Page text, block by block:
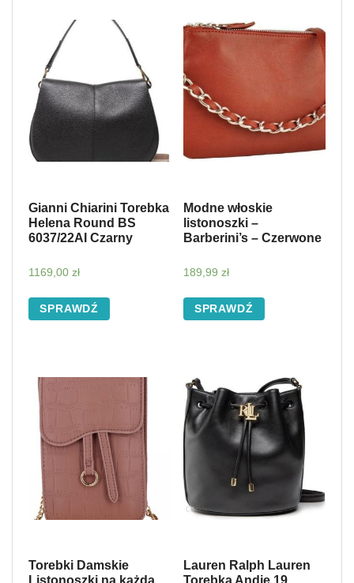
Gianni Chiarini Torebka
Helena Round BS
6037/22AI Czarny
1169,00 zł
SPRAWDŹ
Modne włoskie
listonoszki –
Barberini’s – Czerwone
189,99 zł
SPRAWDŹ
Torebki Damskie
Lauren Ralph Lauren